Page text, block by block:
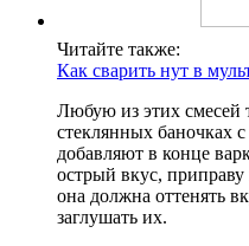
Читайте также:
Как сварить нут в
Любую из этих смесей
стеклянных баночках
добавляют в конце
острый вкус,
она должна оттенять
заглушать их.